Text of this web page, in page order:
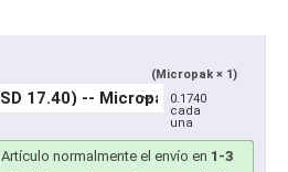
(Micropak × 1)
0.1740
cada
una
Artículo normalmente el envío en 1-3